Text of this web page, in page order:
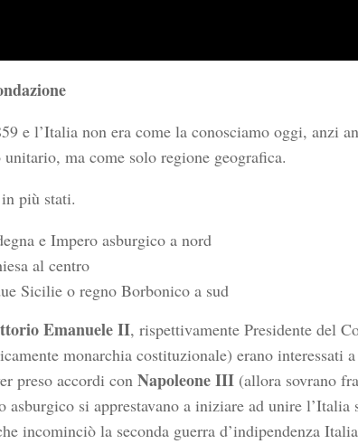
e l’Italia non era come la conosciamo oggi, anzi
ma come solo regione geografica.
più stati.
e Impero asburgico a nord
al centro
Sicilie o regno Borbonico a sud
Emanuele II, rispettivamente Presidente del
monarchia costituzionale) erano interessati
preso accordi con Napoleone III (allora sovrano
asburgico si apprestavano a iniziare ad unire l’Italia
incominciò la seconda guerra d’indipendenza